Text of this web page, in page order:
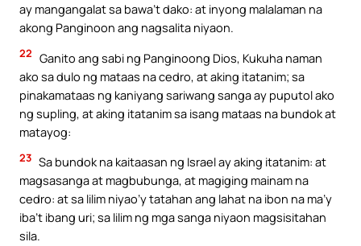
ay mangangalat sa bawa’t dako: at inyong malalaman na
akong Panginoon ang nagsalita niyaon.
22 Ganito ang sabi ng Panginoong Dios, Kukuha naman
ako sa dulo ng mataas na cedro, at aking itatanim; sa
pinakamataas ng kaniyang sariwang sanga ay puputol ako
ng supling, at aking itatanim sa isang mataas na bundok at
matayog:
23 Sa bundok na kaitaasan ng Israel ay aking itatanim: at
magsasanga at magbubunga, at magiging mainam na
cedro: at sa lilim niyao’y tatahan ang lahat na ibon na ma’y
iba’t ibang uri; sa lilim ng mga sanga niyaon magsisitahan
sila.